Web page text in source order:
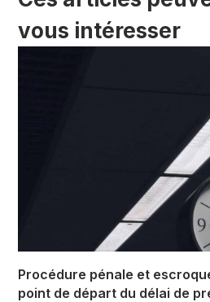
vous intéresser
Procédure pénale et
point de départ du délai de